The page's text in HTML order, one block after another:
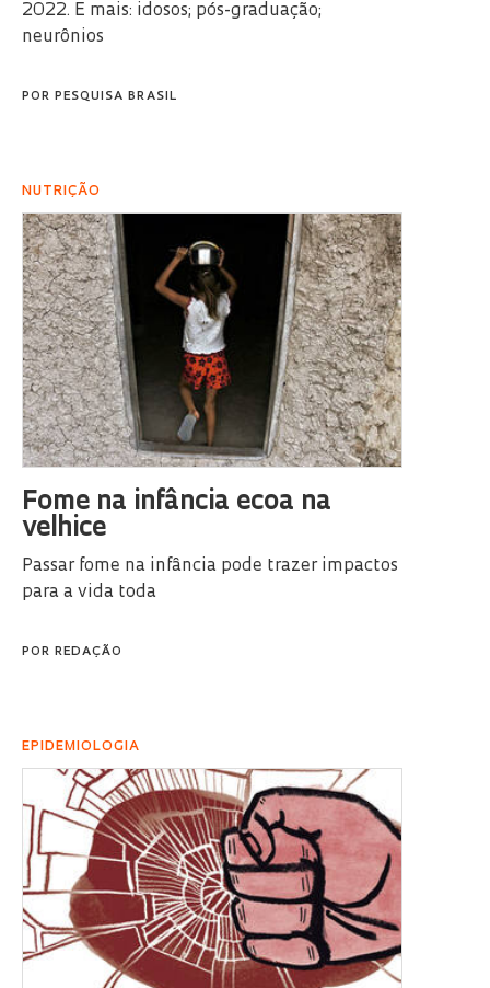
2022. E mais: idosos; pós-graduação;
neurônios
POR PESQUISA BRASIL
NUTRIÇÃO
Fome na infância ecoa na
velhice
Passar fome na infância pode trazer impactos
para a vida toda
POR REDAÇÃO
EPIDEMIOLOGIA